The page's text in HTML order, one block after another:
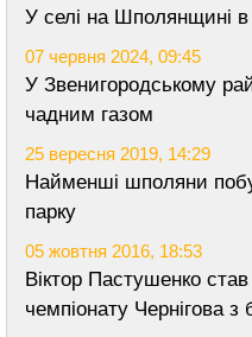
У селі на Шполянщині
07 червня 2024, 09:45
У Звенигородському
чадним газом
25 вересня 2019, 14:29
Найменші шполяни
парку
05 жовтня 2016, 18:53
Віктор Пастушенко
чемпіонату Чернігова з